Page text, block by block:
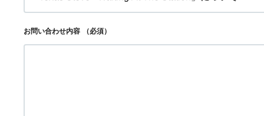
お問い合わせ内容 （必須）